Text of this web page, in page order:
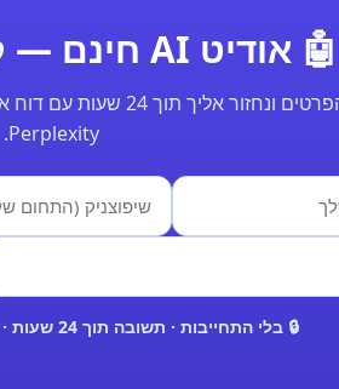
🤖 אודיט AI חינם — קבל דוח אמיתי
Perplexity.
🔒 בלי התחייבות · תשובה תוך 24 שעות · תשלום רק כשאתה מרוצה